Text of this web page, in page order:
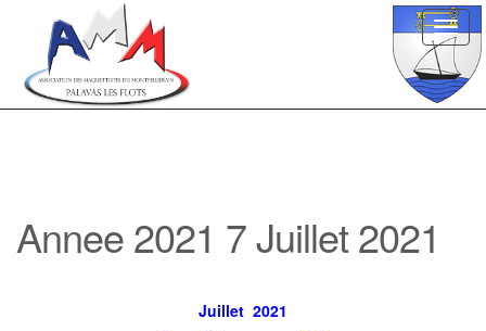
Annee 2021 7 Juillet 2021
Juillet 2021